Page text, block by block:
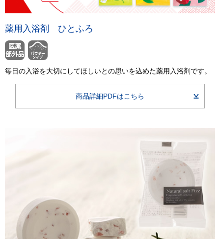
薬用入浴剤 ひとふろ
毎日の入浴を大切にしてほしいとの思いを込めた薬用入浴剤です。
商品詳細PDFはこちら